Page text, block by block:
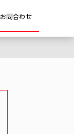
お問合わせ